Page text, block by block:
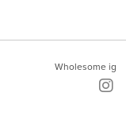
Wholesome ig